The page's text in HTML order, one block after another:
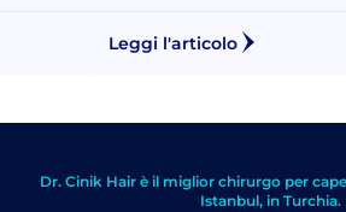
Leggi l'articolo
Dr. Cinik Hair è il miglior chirurgo per
Istanbul, in Turchia.